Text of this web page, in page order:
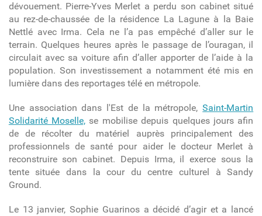
dévouement. Pierre-Yves Merlet a perdu son cabinet situé
au rez-de-chaussée de la résidence La Lagune à la Baie
Nettlé avec Irma. Cela ne l’a pas empêché d’aller sur le
terrain. Quelques heures après le passage de l’ouragan, il
circulait avec sa voiture afin d’aller apporter de l’aide à la
population. Son investissement a notamment été mis en
lumière dans des reportages télé en métropole.
Une association dans l'Est de la métropole,Saint-Martin
Solidarité Moselle, se mobilise depuis quelques jours afin
de de récolter du matériel auprès principalement des
professionnels de santé pour aider le docteur Merlet à
reconstruire son cabinet. Depuis Irma, il exerce sous la
tente située dans la cour du centre culturel à Sandy
Ground.
Le 13 janvier, Sophie Guarinos a décidé d’agir et a lancé